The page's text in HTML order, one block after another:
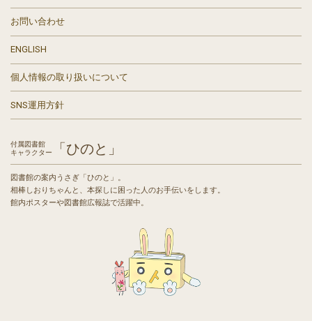
お問い合わせ
ENGLISH
個人情報の取り扱いについて
SNS運用方針
付属図書館
キャラクター
「ひのと」
図書館の案内うさぎ「ひのと」。
相棒しおりちゃんと、本探しに困った人のお手伝いをします。
館内ポスターや図書館広報誌で活躍中。